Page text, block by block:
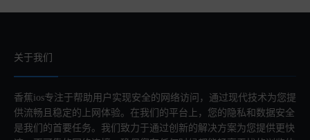
关于我们
香蕉ios专注于帮助用户实现安全的网络访问，通过现代技术为您提
供流畅且稳定的上网体验。在我们的平台上，您的隐私和数据安全
是我们的首要任务。我们致力于通过创新的解决方案为您提供更快